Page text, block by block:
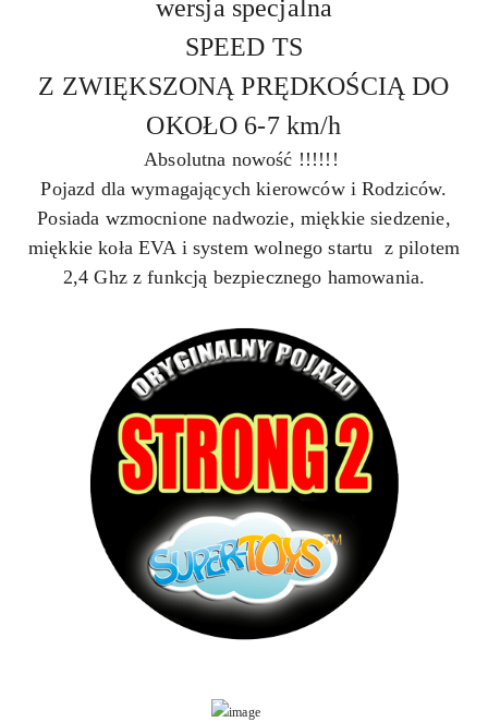
wersja specjalna
SPEED TS
Z ZWIĘKSZONĄ PRĘDKOŚCIĄ DO
OKOŁO 6-7 km/h
Absolutna nowość !!!!!!
Pojazd dla wymagających kierowców i Rodziców.
Posiada wzmocnione nadwozie, miękkie siedzenie,
miękkie koła EVA i system wolnego startu z pilotem
2,4 Ghz z funkcją bezpiecznego hamowania.